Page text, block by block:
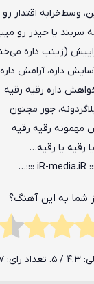
وسط‌خرابه اقتدار
سربند یا حیدر رو
(زینب داره
داره، آرامش داره
داره رقیه رقیه
جور مجنون
رقیه رقیه
یا رقیه یا رقیه…
شما به این آهنگ؟
4.3 / 5. تعداد رای: